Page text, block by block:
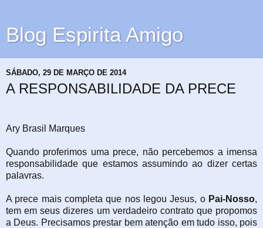
Blog Espirita Amigo
SÁBADO, 29 DE MARÇO DE 2014
A RESPONSABILIDADE DA PRECE
Ary Brasil Marques
Quando proferimos uma prece, não percebemos a imensa
responsabilidade que estamos assumindo ao dizer certas
palavras.
A prece mais completa que nos legou Jesus, o Pai-Nosso,
tem em seus dizeres um verdadeiro contrato que propomos
a Deus. Precisamos prestar bem atenção em tudo isso, pois